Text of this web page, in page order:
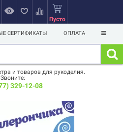
Пусто
СЕРТИФИКАТЫ ОПЛАТА
и товаров для рукоделия.
Звоните:
329-12-08